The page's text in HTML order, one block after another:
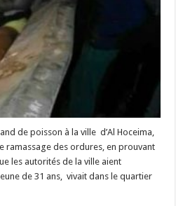
de poisson à la ville d’Al Hoceima,
ramassage des ordures, en prouvant
les autorités de la ville aient
de 31 ans, vivait dans le quartier